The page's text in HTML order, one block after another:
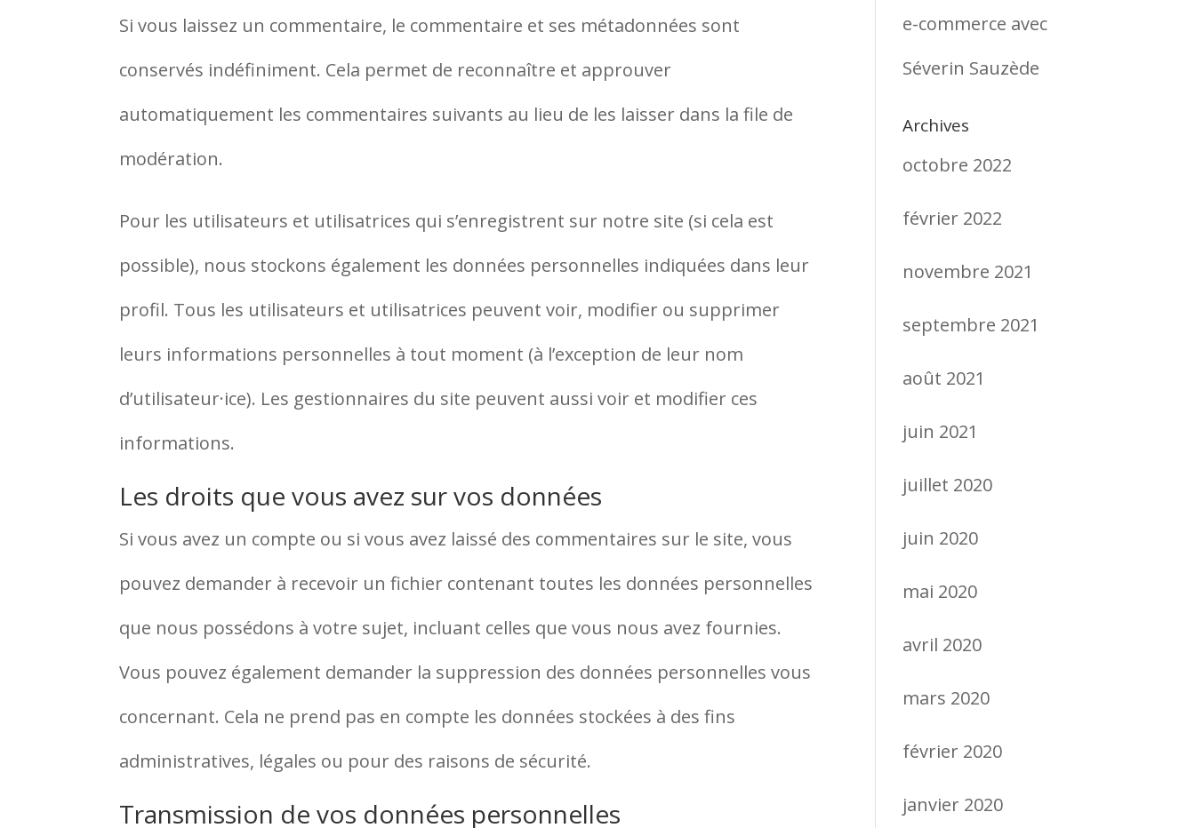
Si vous laissez un commentaire, le commentaire et ses métadonnées sont
conservés indéfiniment. Cela permet de reconnaître et approuver
automatiquement les commentaires suivants au lieu de les laisser dans la file de
modération.
Pour les utilisateurs et utilisatrices qui s’enregistrent sur notre site (si cela est
possible), nous stockons également les données personnelles indiquées dans leur
profil. Tous les utilisateurs et utilisatrices peuvent voir, modifier ou supprimer
leurs informations personnelles à tout moment (à l’exception de leur nom
d’utilisateur·ice). Les gestionnaires du site peuvent aussi voir et modifier ces
informations.
Les droits que vous avez sur vos données
Si vous avez un compte ou si vous avez laissé des commentaires sur le site, vous
pouvez demander à recevoir un fichier contenant toutes les données personnelles
que nous possédons à votre sujet, incluant celles que vous nous avez fournies.
Vous pouvez également demander la suppression des données personnelles vous
concernant. Cela ne prend pas en compte les données stockées à des fins
administratives, légales ou pour des raisons de sécurité.
Transmission de vos données personnelles
e-commerce avec
Séverin Sauzède
Archives
octobre 2022
février 2022
novembre 2021
septembre 2021
août 2021
juin 2021
juillet 2020
juin 2020
mai 2020
avril 2020
mars 2020
février 2020
janvier 2020